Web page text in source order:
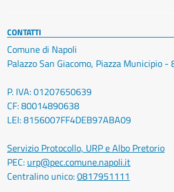
CONTATTI
Comune di Napoli
Palazzo San Giacomo, Piazza Municipio -
P. IVA: 01207650639
CF: 80014890638
LEI: 8156007FF4DEB97ABA09
Servizio Protocollo, URP e Albo Pretorio
PEC: urp@pec.comune.napoli.it
Centralino unico:0817951111